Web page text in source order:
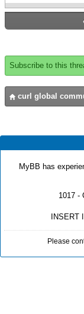
Subscribe to this
curl global
MyBB has
1017 -
INSERT
Please